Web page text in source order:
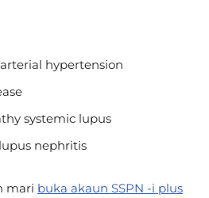
hypertension
systemic lupus
nephritis
mari buka akaun SSPN -i plus